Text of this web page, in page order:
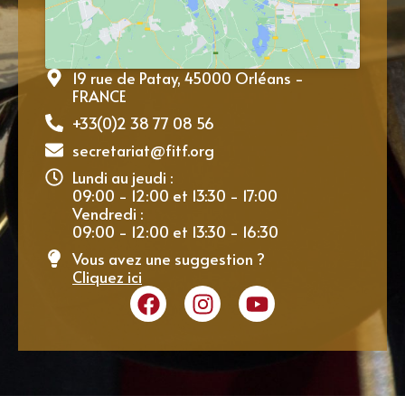
19 rue de Patay, 45000 Orléans -
FRANCE
+33(0)2 38 77 08 56
secretariat@fitf.org
Lundi au jeudi :
09:00 - 12:00 et 13:30 - 17:00
Vendredi :
09:00 - 12:00 et 13:30 - 16:30
Vous avez une suggestion ?
Cliquez ici